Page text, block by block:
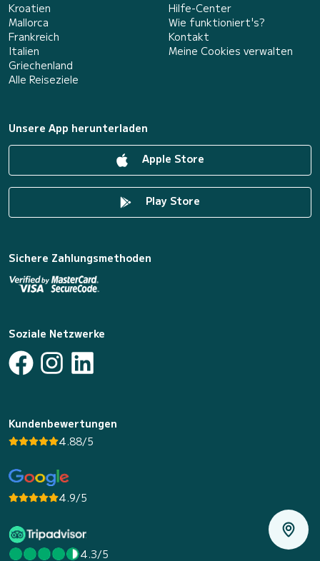
Kroatien
Mallorca
Frankreich
Italien
Griechenland
Alle Reiseziele
Hilfe-Center
Wie funktioniert's?
Kontakt
Meine Cookies verwalten
Unsere App herunterladen
Apple Store
Play Store
Sichere Zahlungsmethoden
Soziale Netzwerke
Kundenbewertungen
4.88/5
4.9/5
4.3/5